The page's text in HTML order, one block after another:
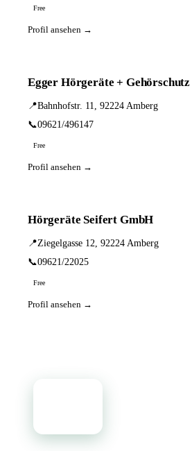
Free
Profil ansehen →
Egger Hörgeräte +
📍Bahnhofstr. 11, 92224 Amberg
📞09621/496147
Free
Profil ansehen →
Hörgeräte Seifert GmbH
📍Ziegelgasse 12, 92224 Amberg
📞09621/22025
Free
Profil ansehen →